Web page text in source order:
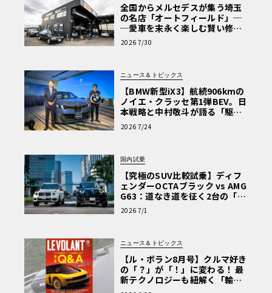
全国からメルセデスが集う埼玉
の名店「オートフィールド」─
─愛車を末永く楽しむ賢い修理
術と、プロがフックス製オイル
を選ぶ理由〈PR〉
2026 7/30
ニュース＆トピックス
【BMW新型iX3】航続906kmの
ノイエ・クラッセ第1弾BEV。日
本戦略と中村敬斗が語る「駆け
ぬける歓び」
2026 7/24
国内試乗
【究極のSUV比較試乗】ディフ
ェンダーOCTAブラック vs AMG
G63：道なき道を征く2台の「対
極的アプローチ」
2026 7/1
ニュース＆トピックス
【ル・ボラン8月号】クルマ好き
の「？」が「！」に変わる！ 最
新テクノロジーも紐解く「輸入
車Q&A」